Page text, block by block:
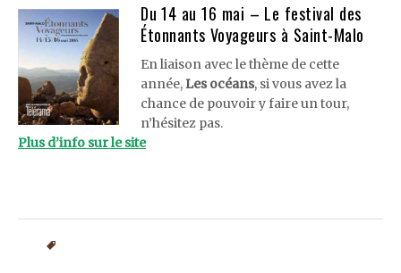
Du 14 au 16 mai – Le festival des
Étonnants Voyageurs à Saint-Malo
En liaison avec le thème de cette
année,Les océans, si vous avez la
chance de pouvoir y faire un tour,
n’hésitez pas.
Plus d’info sur le site